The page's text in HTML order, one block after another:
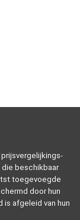
beschikbaar
toegevoegde
door hun
afgeleid van hun